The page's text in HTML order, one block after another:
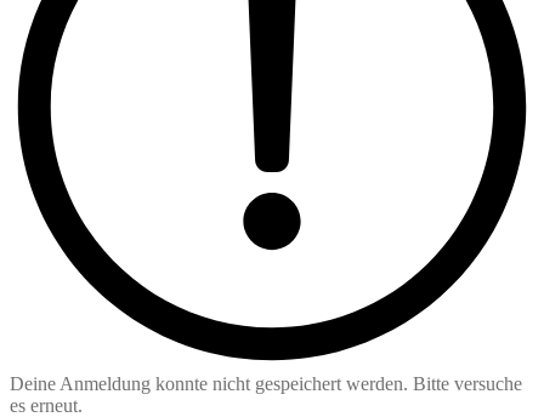
Deine Anmeldung konnte nicht gespeichert werden. Bitte versuche
es erneut.